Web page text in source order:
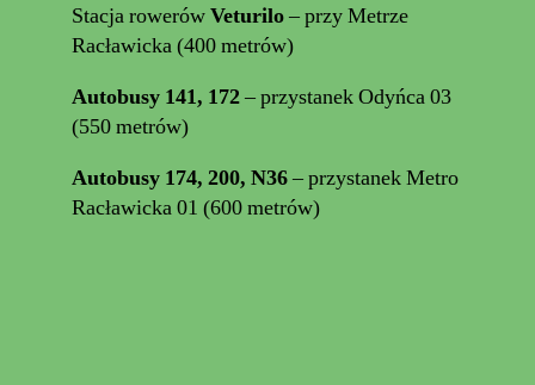
Stacja rowerówVeturilo– przy Metrze
Racławicka (400 metrów)
Autobusy 141, 172– przystanek Odyńca 03
(550 metrów)
Autobusy 174, 200, N36– przystanek Metro
Racławicka 01 (600 metrów)